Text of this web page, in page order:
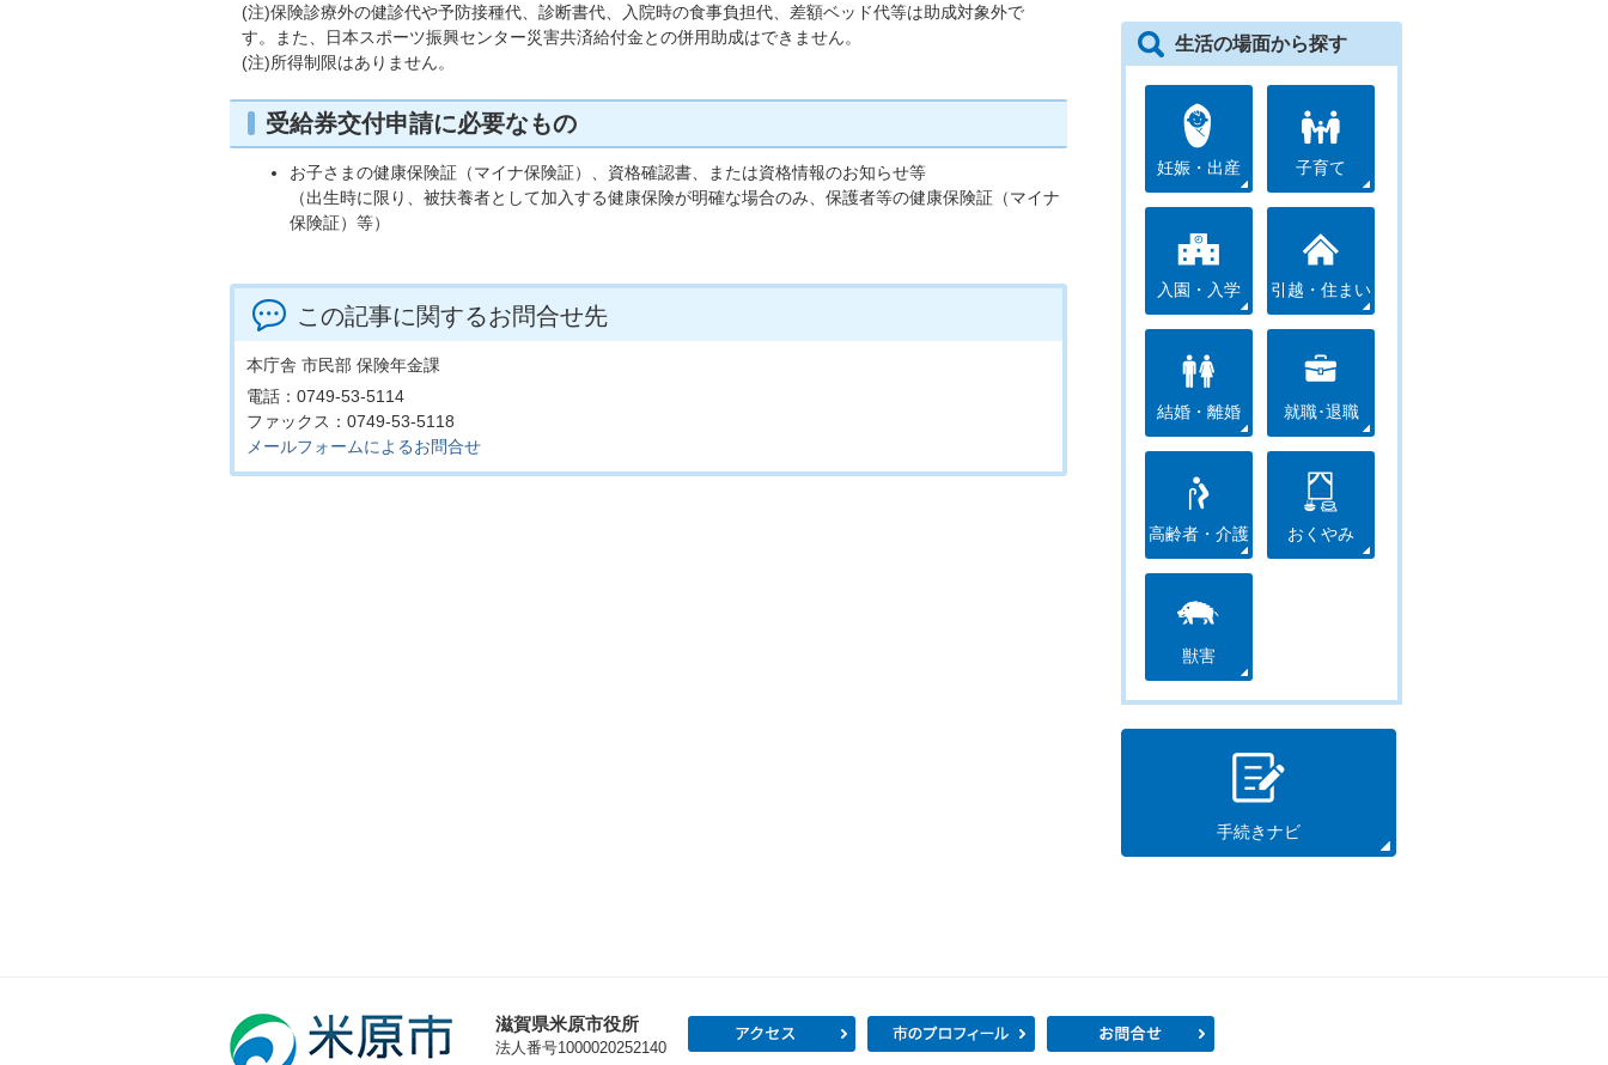
(注)保険診療外の健診代や予防接種代、診断書代、入院時の食事負担代、差額ベッド代等は助成対象外で
す。また、日本スポーツ振興センター災害共済給付金との併用助成はできません。
(注)所得制限はありません。
受給券交付申請に必要なもの
お子さまの健康保険証（マイナ保険証）、資格確認書、または資格情報のお知らせ等
（出生時に限り、被扶養者として加入する健康保険が明確な場合のみ、保護者等の健康保険証（マイナ
保険証）等）
この記事に関するお問合せ先
本庁舎 市民部 保険年金課
電話：0749-53-5114
ファックス：0749-53-5118
メールフォームによるお問合せ
生活の場面から探す
妊娠・出産 子育て
入園・入学 引越・住まい
結婚・離婚 就職･退職
高齢者・介護 おくやみ
獣害
手続きナビ
滋賀県米原市役所
法人番号1000020252140
アクセス 市のプロフィール